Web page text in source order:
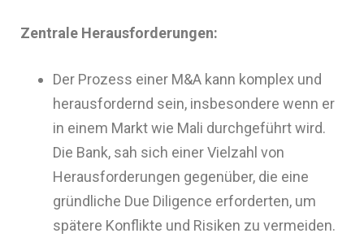
Zentrale Herausforderungen:
Der Prozess einer M&A kann komplex und
herausfordernd sein, insbesondere wenn er
in einem Markt wie Mali durchgeführt wird.
Die Bank, sah sich einer Vielzahl von
Herausforderungen gegenüber, die eine
gründliche Due Diligence erforderten, um
spätere Konflikte und Risiken zu vermeiden.